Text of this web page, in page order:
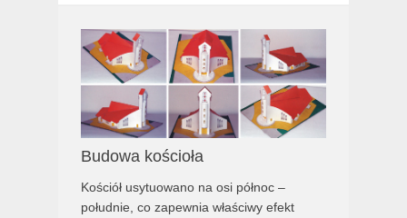
Budowa kościoła
Kościół usytuowano na osi północ –
południe, co zapewnia właściwy efekt